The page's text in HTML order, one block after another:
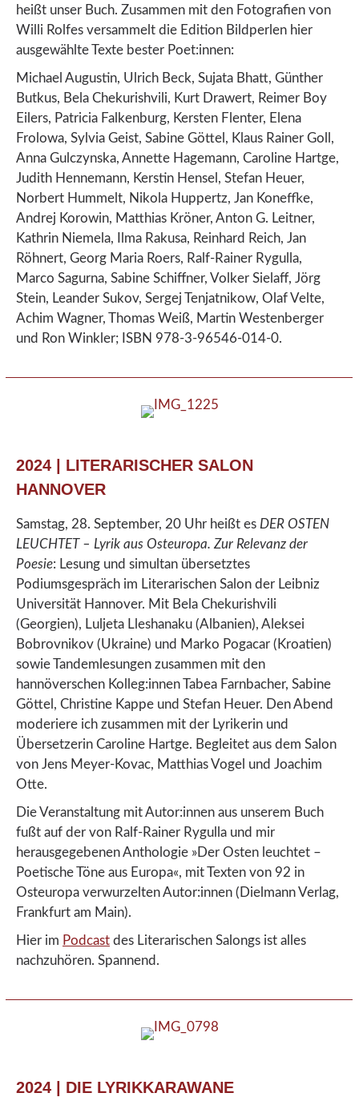
heißt unser Buch. Zusammen mit den Fotografien von
Willi Rolfes versammelt die Edition Bildperlen hier
ausgewählte Texte bester Poet:innen:
Michael Augustin, Ulrich Beck, Sujata Bhatt, Günther
Butkus, Bela Chekurishvili, Kurt Drawert, Reimer Boy
Eilers, Patricia Falkenburg, Kersten Flenter, Elena
Frolowa, Sylvia Geist, Sabine Göttel, Klaus Rainer Goll,
Anna Gulczynska, Annette Hagemann, Caroline Hartge,
Judith Hennemann, Kerstin Hensel, Stefan Heuer,
Norbert Hummelt, Nikola Huppertz, Jan Koneffke,
Andrej Korowin, Matthias Kröner, Anton G. Leitner,
Kathrin Niemela, Ilma Rakusa, Reinhard Reich, Jan
Röhnert, Georg Maria Roers, Ralf-Rainer Rygulla,
Marco Sagurna, Sabine Schiffner, Volker Sielaff, Jörg
Stein, Leander Sukov, Sergej Tenjatnikow, Olaf Velte,
Achim Wagner, Thomas Weiß, Martin Westenberger
und Ron Winkler; ISBN 978-3-96546-014-0.
2024 | LITERARISCHER SALON
HANNOVER
Samstag, 28. September, 20 Uhr heißt es DER OSTEN
LEUCHTET – Lyrik aus Osteuropa. Zur Relevanz der
Poesie: Lesung und simultan übersetztes
Podiumsgespräch im Literarischen Salon der Leibniz
Universität Hannover. Mit Bela Chekurishvili
(Georgien), Luljeta Lleshanaku (Albanien), Aleksei
Bobrovnikov (Ukraine) und Marko Pogacar (Kroatien)
sowie Tandemlesungen zusammen mit den
hannöverschen Kolleg:innen Tabea Farnbacher, Sabine
Göttel, Christine Kappe und Stefan Heuer. Den Abend
moderiere ich zusammen mit der Lyrikerin und
Übersetzerin Caroline Hartge. Begleitet aus dem Salon
von Jens Meyer-Kovac, Matthias Vogel und Joachim
Otte.
Die Veranstaltung mit Autor:innen aus unserem Buch
fußt auf der von Ralf-Rainer Rygulla und mir
herausgegebenen Anthologie »Der Osten leuchtet –
Poetische Töne aus Europa«, mit Texten von 92 in
Osteuropa verwurzelten Autor:innen (Dielmann Verlag,
Frankfurt am Main).
Hier im Podcast des Literarischen Salongs ist alles
nachzuhören. Spannend.
2024 | DIE LYRIKKARAWANE